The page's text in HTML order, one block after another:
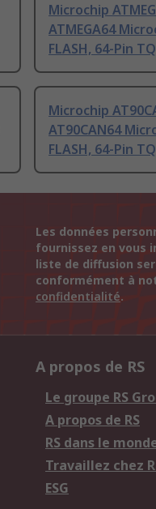
Microchip
ATMEGA64
FLASH, 64-Pin
Microchip
AT90CAN64
FLASH, 64-Pin
Les données
fournissez en vous
liste de diffusion
conformément à
confidentialité.
A propos de RS
Le groupe RS
A propos de RS
RS dans le
Travaillez chez
ESG